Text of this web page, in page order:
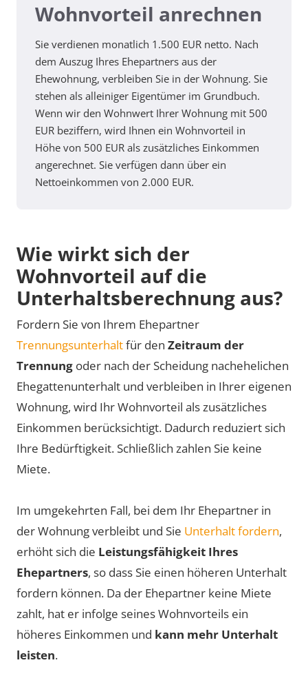
Wohnvorteil anrechnen
Sie verdienen monatlich 1.500 EUR netto. Nach
dem Auszug Ihres Ehepartners aus der
Ehewohnung, verbleiben Sie in der Wohnung. Sie
stehen als alleiniger Eigentümer im Grundbuch.
Wenn wir den Wohnwert Ihrer Wohnung mit 500
EUR beziffern, wird Ihnen ein Wohnvorteil in
Höhe von 500 EUR als zusätzliches Einkommen
angerechnet. Sie verfügen dann über ein
Nettoeinkommen von 2.000 EUR.
Wie wirkt sich der
Wohnvorteil auf die
Unterhaltsberechnung aus?
Fordern Sie von Ihrem Ehepartner
Trennungsunterhaltfür den Zeitraum der
Trennung oder nach der Scheidung nachehelichen
Ehegattenunterhalt und verbleiben in Ihrer eigenen
Wohnung, wird Ihr Wohnvorteil als zusätzliches
Einkommen berücksichtigt. Dadurch reduziert sich
Ihre Bedürftigkeit. Schließlich zahlen Sie keine
Miete.
Im umgekehrten Fall, bei dem Ihr Ehepartner in
der Wohnung verbleibt und Sie Unterhalt fordern,
erhöht sich die Leistungsfähigkeit Ihres
Ehepartners, so dass Sie einen höheren Unterhalt
fordern können. Da der Ehepartner keine Miete
zahlt, hat er infolge seines Wohnvorteils ein
höheres Einkommen und kann mehr Unterhalt
leisten.